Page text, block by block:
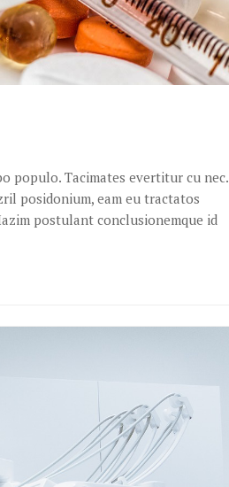
populo. Tacimates evertitur cu nec.
posidonium, eam eu tractatos
postulant conclusionemque id